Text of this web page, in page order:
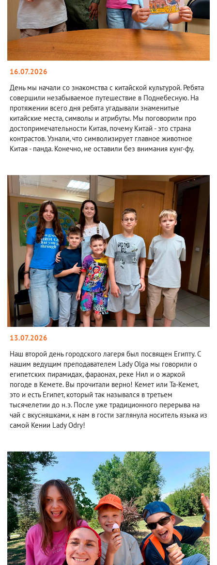
16.07.2026
День мы начали со знакомства с китайской культурой. Ребята
совершили незабываемое путешествие в Поднебесную. На
протяжении всего дня ребята угадывали знаменитые
китайские места, символы и атрибуты. Мы поговорили про
достопримечательности Китая, почему Китай - это страна
контрастов. Узнали, что символизирует главное животное
Китая - панда. Конечно, не оставили без внимания кунг-фу.
13.07.2026
Наш второй день городского лагеря был посвящен Египту. С
нашим ведущим преподавателем Lady Olga мы говорили о
египетских пирамидах, фараонах, реке Нил и о жаркой
погоде в Кемете. Вы прочитали верно! Кемет или Та-Кемет,
это и есть Египет, который так назывался в третьем
тысячелетии до н.э. После уже традиционного перерыва на
чай с вкусняшками, к нам в гости заглянула носитель языка из
самой Кении Lady Odry!